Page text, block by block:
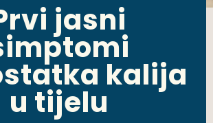
jasni
kalija
u tijelu